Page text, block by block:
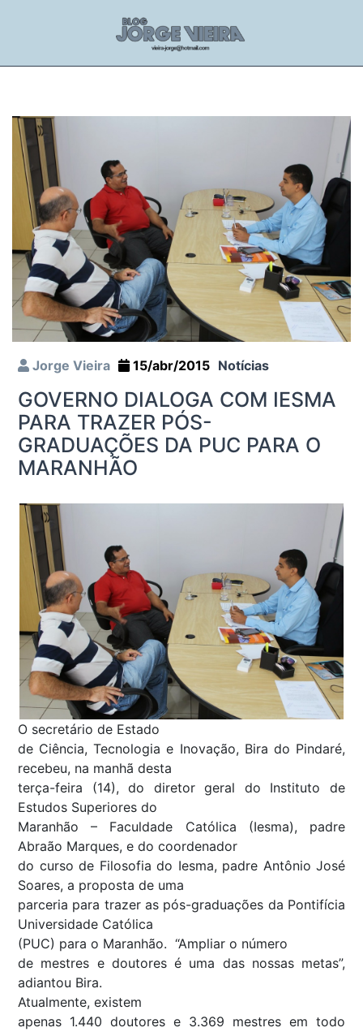
Jorge Vieira 15/abr/2015 Notícias
GOVERNO DIALOGA COM IESMA
PARA TRAZER PÓS-
GRADUAÇÕES DA PUC PARA O
MARANHÃO
O secretário de Estado
de Ciência, Tecnologia e Inovação, Bira do Pindaré,
recebeu, na manhã desta
terça-feira (14), do diretor geral do Instituto de
Estudos Superiores do
Maranhão – Faculdade Católica (Iesma), padre
Abraão Marques, e do coordenador
do curso de Filosofia do Iesma, padre Antônio José
Soares, a proposta de uma
parceria para trazer as pós-graduações da Pontifícia
Universidade Católica
(PUC) para o Maranhão. “Ampliar o número
de mestres e doutores é uma das nossas metas”,
adiantou Bira.
Atualmente, existem
apenas 1.440 doutores e 3.369 mestres em todo